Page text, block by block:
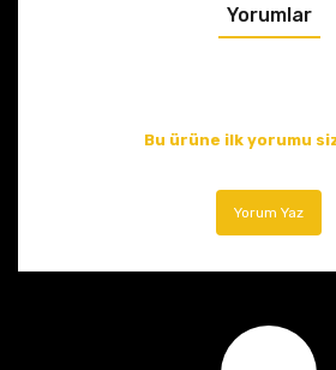
Yorumlar
Bu ürüne ilk yorumu
Yorum Yaz